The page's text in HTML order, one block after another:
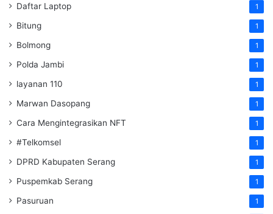
Daftar Laptop 1
Bitung 1
Bolmong 1
Polda Jambi 1
layanan 110 1
Marwan Dasopang 1
Cara Mengintegrasikan NFT 1
#Telkomsel 1
DPRD Kabupaten Serang 1
Puspemkab Serang 1
Pasuruan 1